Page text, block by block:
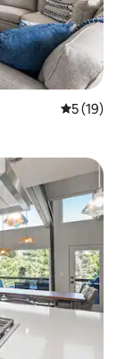
Note
5 (19)